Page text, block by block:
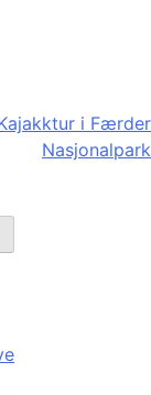
i Færder
Nasjonalpark